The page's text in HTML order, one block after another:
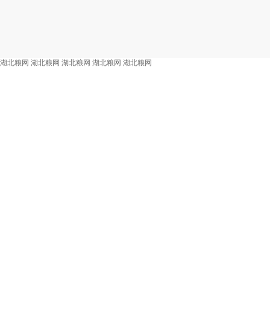
湖北粮网 湖北粮网 湖北粮网 湖北粮网 湖北粮网